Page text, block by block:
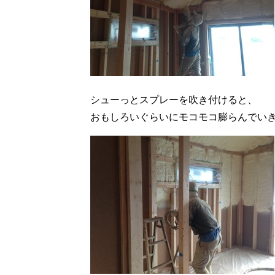
シューっとスプレーを吹き付けると、
おもしろいぐらいにモコモコ膨らんでい